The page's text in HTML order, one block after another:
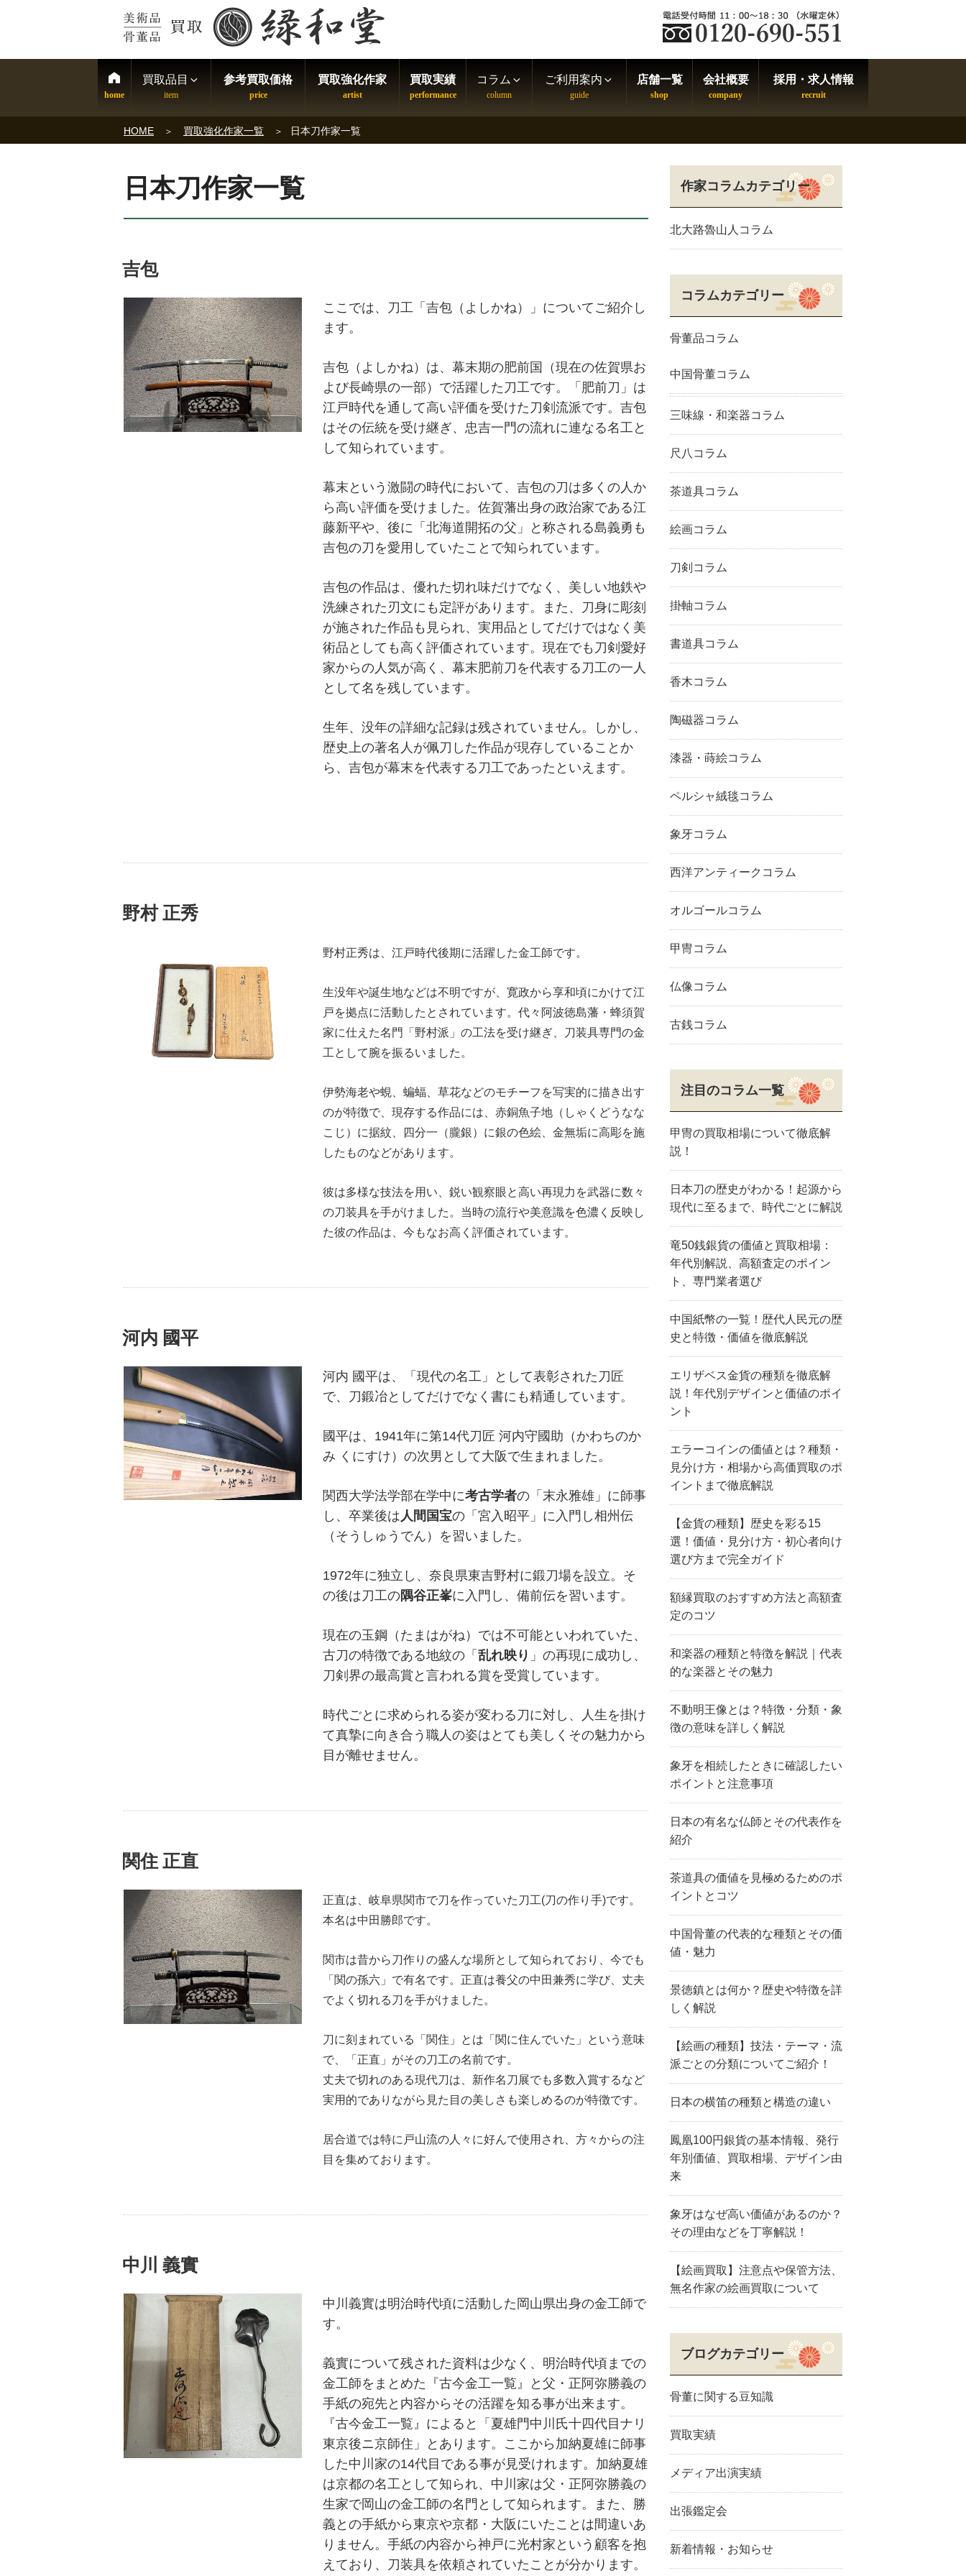
買取品目 参考買取価格 買取強化作家 買取実績 コラム ご利用案内 店舗一覧 会社概要 採用・求人情報
HOME 買取強化作家一覧 日本刀作家一覧
日本刀作家一覧
吉包
ここでは、刀工「吉包（よしかね）」についてご紹介し
ます。
吉包（よしかね）は、幕末期の肥前国（現在の佐賀県お
よび長崎県の一部）で活躍した刀工です。「肥前刀」は
江戸時代を通して高い評価を受けた刀剣流派です。吉包
はその伝統を受け継ぎ、忠吉一門の流れに連なる名工と
して知られています。
幕末という激闘の時代において、吉包の刀は多くの人か
ら高い評価を受けました。佐賀藩出身の政治家である江
藤新平や、後に「北海道開拓の父」と称される島義勇も
吉包の刀を愛用していたことで知られています。
吉包の作品は、優れた切れ味だけでなく、美しい地鉄や
洗練された刃文にも定評があります。また、刀身に彫刻
が施された作品も見られ、実用品としてだけではなく美
術品としても高く評価されています。現在でも刀剣愛好
家からの人気が高く、幕末肥前刀を代表する刀工の一人
として名を残しています。
生年、没年の詳細な記録は残されていません。しかし、
歴史上の著名人が佩刀した作品が現存していることか
ら、吉包が幕末を代表する刀工であったといえます。
野村 正秀
野村正秀は、江戸時代後期に活躍した金工師です。
生没年や誕生地などは不明ですが、寛政から享和頃にかけて江
戸を拠点に活動したとされています。代々阿波徳島藩・蜂須賀
家に仕えた名門「野村派」の工法を受け継ぎ、刀装具専門の金
工として腕を振るいました。
伊勢海老や蜆、蝙蝠、草花などのモチーフを写実的に描き出す
のが特徴で、現存する作品には、赤銅魚子地（しゃくどうなな
こじ）に据紋、四分一（朧銀）に銀の色絵、金無垢に高彫を施
したものなどがあります。
彼は多様な技法を用い、鋭い観察眼と高い再現力を武器に数々
の刀装具を手がけました。当時の流行や美意識を色濃く反映し
た彼の作品は、今もなお高く評価されています。
河内 國平
河内 國平は、「現代の名工」として表彰された刀匠
で、刀鍛冶としてだけでなく書にも精通しています。
國平は、1941年に第14代刀匠 河内守國助（かわちのか
み くにすけ）の次男として大阪で生まれました。
関西大学法学部在学中に考古学者の「末永雅雄」に師事
し、卒業後は 人間国宝の「宮入昭平」に入門し相州伝
（そうしゅうでん）を習いました。
1972年に独立し、奈良県東吉野村に鍛刀場を設立。そ
の後は刀工の隅谷正峯に入門し、備前伝を習います。
現在の玉鋼（たまはがね）では不可能といわれていた、
古刀の特徴である地紋の「乱れ映り 」の再現に成功し、
刀剣界の最高賞と言われる賞を受賞しています。
時代ごとに求められる姿が変わる刀に対し、人生を掛け
て真摯に向き合う職人の姿はとても美しくその魅力から
目が離せません。
関住 正直
正直は、岐阜県関市で刀を作っていた刀工(刀の作り手)です。
本名は中田勝郎です。
関市は昔から刀作りの盛んな場所として知られており、今でも
「関の孫六」で有名です。正直は養父の中田兼秀に学び、丈夫
でよく切れる刀を手がけました。
刀に刻まれている「関住」とは「関に住んでいた」という意味
で、「正直」がその刀工の名前です。
丈夫で切れのある現代刀は、新作名刀展でも多数入賞するなど
実用的でありながら見た目の美しさも楽しめるのが特徴です。
居合道では特に戸山流の人々に好んで使用され、方々からの注
目を集めております。
中川 義實
中川義實は明治時代頃に活動した岡山県出身の金工師で
す。
義實について残された資料は少なく、明治時代頃までの
金工師をまとめた『古今金工一覧』と父・正阿弥勝義の
手紙の宛先と内容からその活躍を知る事が出来ます。
『古今金工一覧』によると「夏雄門中川氏十四代目ナリ
東京後ニ京師住」とあります。ここから加納夏雄に師事
した中川家の14代目である事が見受けれます。加納夏雄
は京都の名工として知られ、中川家は父・正阿弥勝義の
生家で岡山の金工師の名門として知られます。また、勝
義との手紙から東京や京都・大阪にいたことは間違いあ
りません。手紙の内容から神戸に光村家という顧客を抱
えており、刀装具を依頼されていたことが分かります。
作家コラムカテゴリー
北大路魯山人コラム
コラムカテゴリー
骨董品コラム
中国骨董コラム
三味線・和楽器コラム
尺八コラム
茶道具コラム
絵画コラム
刀剣コラム
掛軸コラム
書道具コラム
香木コラム
陶磁器コラム
漆器・蒔絵コラム
ペルシャ絨毯コラム
象牙コラム
西洋アンティークコラム
オルゴールコラム
甲冑コラム
仏像コラム
古銭コラム
注目のコラム一覧
甲冑の買取相場について徹底解
説！
日本刀の歴史がわかる！起源から
現代に至るまで、時代ごとに解説
竜50銭銀貨の価値と買取相場：
年代別解説、高額査定のポイン
ト、専門業者選び
中国紙幣の一覧！歴代人民元の歴
史と特徴・価値を徹底解説
エリザベス金貨の種類を徹底解
説！年代別デザインと価値のポイ
ント
エラーコインの価値とは？種類・
見分け方・相場から高価買取のポ
イントまで徹底解説
【金貨の種類】歴史を彩る15
選！価値・見分け方・初心者向け
選び方まで完全ガイド
額縁買取のおすすめ方法と高額査
定のコツ
和楽器の種類と特徴を解説｜代表
的な楽器とその魅力
不動明王像とは？特徴・分類・象
徴の意味を詳しく解説
象牙を相続したときに確認したい
ポイントと注意事項
日本の有名な仏師とその代表作を
紹介
茶道具の価値を見極めるためのポ
イントとコツ
中国骨董の代表的な種類とその価
値・魅力
景徳鎮とは何か？歴史や特徴を詳
しく解説
【絵画の種類】技法・テーマ・流
派ごとの分類についてご紹介！
日本の横笛の種類と構造の違い
鳳凰100円銀貨の基本情報、発行
年別価値、買取相場、デザイン由
来
象牙はなぜ高い価値があるのか？
その理由などを丁寧解説！
【絵画買取】注意点や保管方法、
無名作家の絵画買取について
ブログカテゴリー
骨董に関する豆知識
買取実績
メディア出演実績
出張鑑定会
新着情報・お知らせ